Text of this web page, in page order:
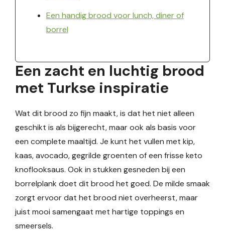
Een handig brood voor lunch, diner of
borrel
Een zacht en luchtig brood
met Turkse inspiratie
Wat dit brood zo fijn maakt, is dat het niet alleen
geschikt is als bijgerecht, maar ook als basis voor
een complete maaltijd. Je kunt het vullen met kip,
kaas, avocado, gegrilde groenten of een frisse keto
knoflooksaus. Ook in stukken gesneden bij een
borrelplank doet dit brood het goed. De milde smaak
zorgt ervoor dat het brood niet overheerst, maar
juist mooi samengaat met hartige toppings en
smeersels.